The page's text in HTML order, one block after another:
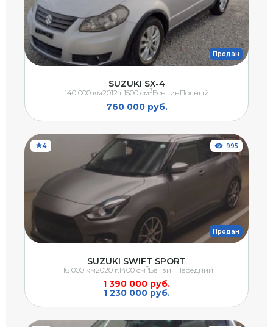
Продан
SUZUKI SX-4
760 000 руб.
140 000 км2012 г.1500 см3БензинПолный
4
Продан
995
SUZUKI SWIFT SPORT
1 390 000 руб.
1 230 000 руб.
116 000 км2020 г.1400 см3БензинПередний